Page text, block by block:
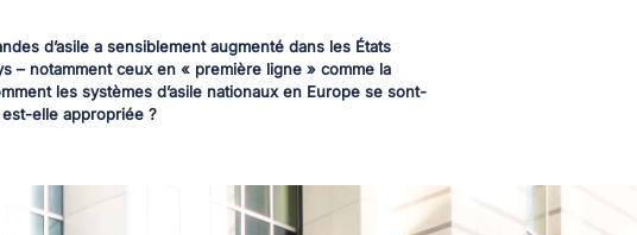
d’asile a sensiblement augmenté dans les États
– notamment ceux en « première ligne » comme la
les systèmes d’asile nationaux en Europe se sont-
elle appropriée ?